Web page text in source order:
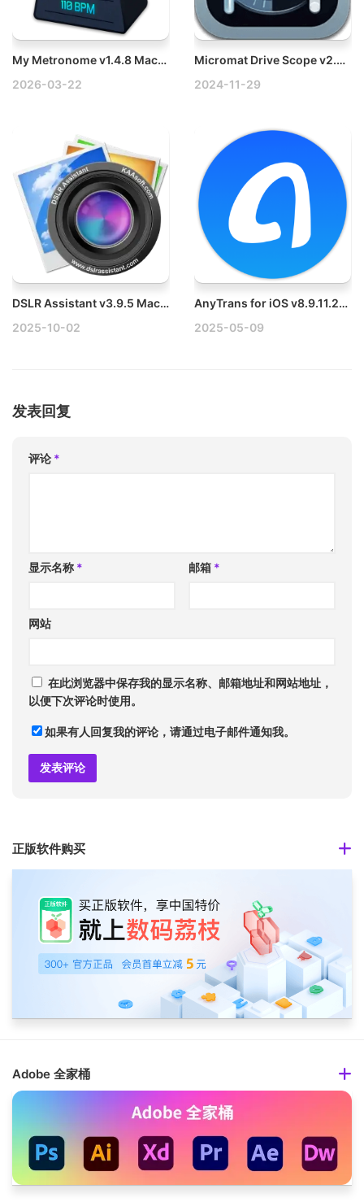
My Metronome v1.4.8 Mac节拍器工具破解版
2026-03-22
Micromat Drive Scope v2.0.4 Mac硬盘检测分析工具
2024-11-29
DSLR Assistant v3.9.5 Mac相机远程控制破解版
2025-10-02
AnyTrans for iOS v8.9.11.20250320 Win优秀的iPhone/iPad设备管理工具
2025-05-09
发表回复
评论 *
显示名称 * 邮箱 *
网站
在此浏览器中保存我的显示名称、邮箱地址和网站地址，
以便下次评论时使用。
如果有人回复我的评论，请通过电子邮件通知我。
正版软件购买
Adobe 全家桶